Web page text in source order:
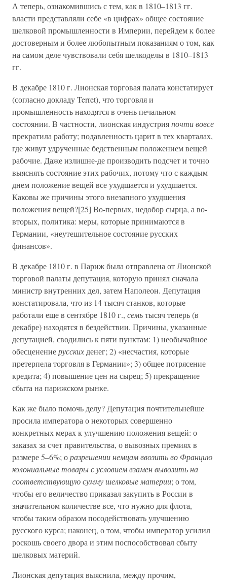
А теперь, ознакомившись с тем, как в 1810–1813 гг.
власти представляли себе «в цифрах» общее состояние
шелковой промышленности в Империи, перейдем к более
достоверным и более любопытным показаниям о том, как
на самом деле чувствовали себя шелкоделы в 1810–1813
гг.
В декабре 1810 г. Лионская торговая палата констатирует
(согласно докладу Terret), что торговля и
промышленность находятся в очень печальном
состоянии. В частности, лионская индустрияпочти вовсе
прекратила работу; подавленность царит в тех кварталах,
где живут удрученные бедственным положением вещей
рабочие. Даже излишне-де производить подсчет и точно
выяснять состояние этих рабочих, потому что с каждым
днем положение вещей все ухудшается и ухудшается.
Каковы же причины этого внезапного ухудшения
положения вещей?[25] Во-первых, недобор сырца, а во-
вторых, политика: меры, которые принимаются в
Германии, «неутешительное состояние русских
финансов».
В декабре 1810 г. в Париж была отправлена от Лионской
торговой палаты депутация, которую принял сначала
министр внутренних дел, затем Наполеон. Депутация
констатировала, что из 14 тысяч станков, которые
работали еще в сентябре 1810 г., семьтысяч теперь (в
декабре) находятся в бездействии. Причины, указанные
депутацией, сводились к пяти пунктам: 1) необычайное
обесценениерусских денег; 2) «несчастия, которые
претерпела торговля в Германии»; 3) общее потрясение
кредита; 4) повышение цен на сырец; 5) прекращение
сбыта на парижском рынке.
Как же было помочь делу? Депутация почтительнейше
просила императора о некоторых совершенно
конкретных мерах к улучшению положения вещей: о
заказах за счет правительства, о вывозных премиях в
размере 5–6%; оразрешении немцам ввозить во Францию
колониальные товары с условием взамен вывозить на
соответствующую сумму шелковые материи; о том,
чтобы его величество приказал закупить в России в
значительном количестве все, что нужно для флота,
чтобы таким образом посодействовать улучшению
русского курса; наконец, о том, чтобы император усилил
роскошь своего двора и этим поспособствовал сбыту
шелковых материй.
Лионская депутация выяснила, между прочим,